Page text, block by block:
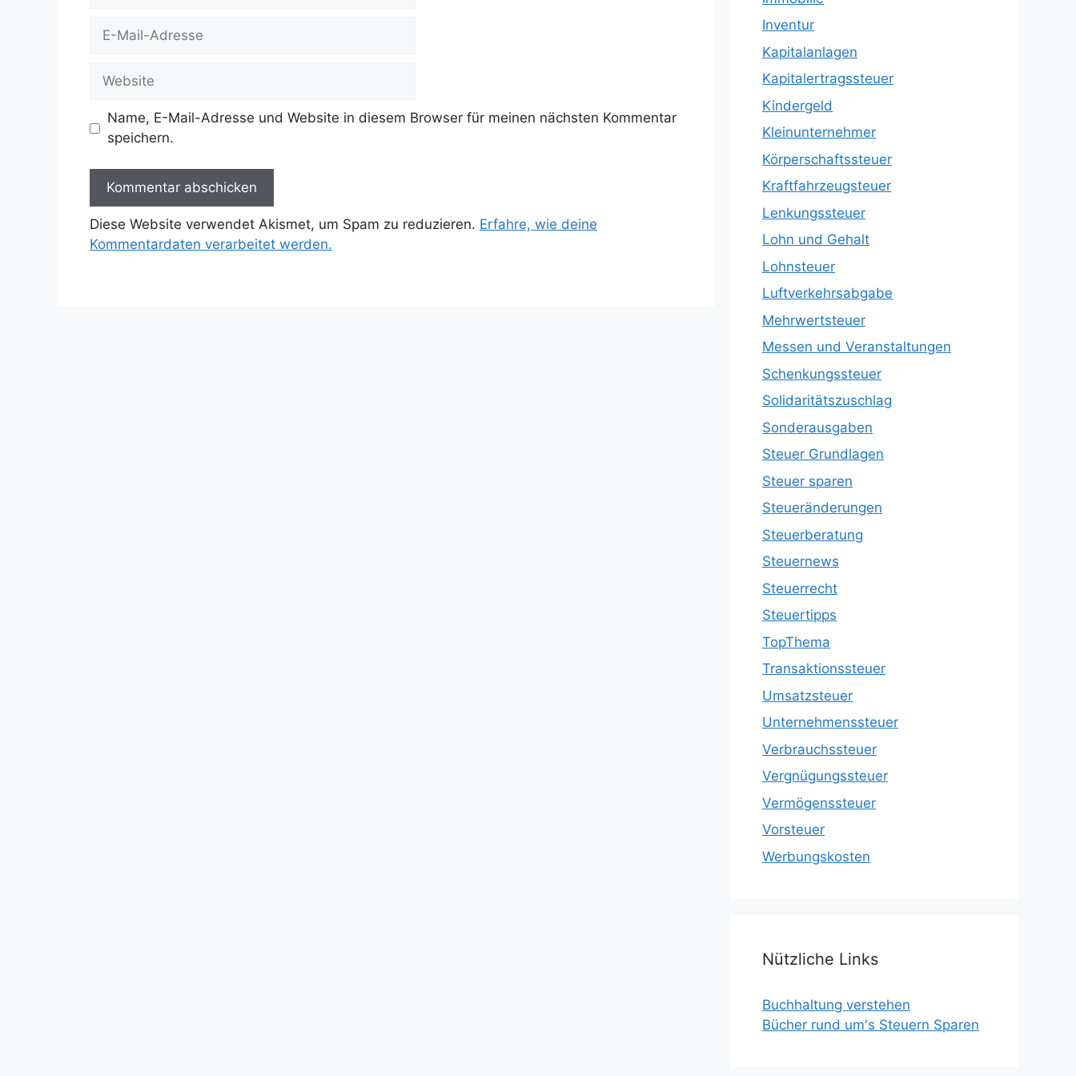
Website
Name, E-Mail-Adresse und Website in diesem Browser für meinen nächsten Kommentar
speichern.
Diese Website verwendet Akismet, um Spam zu reduzieren. Erfahre, wie deine
Kommentardaten verarbeitet werden.
Inventur
Kapitalanlagen
Kapitalertragssteuer
Kindergeld
Kleinunternehmer
Körperschaftssteuer
Kraftfahrzeugsteuer
Lenkungssteuer
Lohn und Gehalt
Lohnsteuer
Luftverkehrsabgabe
Mehrwertsteuer
Messen und Veranstaltungen
Schenkungssteuer
Solidaritätszuschlag
Sonderausgaben
Steuer Grundlagen
Steuer sparen
Steueränderungen
Steuerberatung
Steuernews
Steuerrecht
Steuertipps
TopThema
Transaktionssteuer
Umsatzsteuer
Unternehmenssteuer
Verbrauchssteuer
Vergnügungssteuer
Vermögenssteuer
Vorsteuer
Werbungskosten
Nützliche Links
Buchhaltung verstehen
Bücher rund um's Steuern Sparen